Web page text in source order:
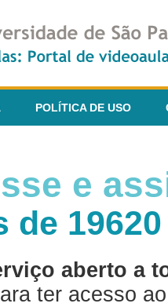
POLÍTICA DE USO
e
de
aberto a
ter acesso